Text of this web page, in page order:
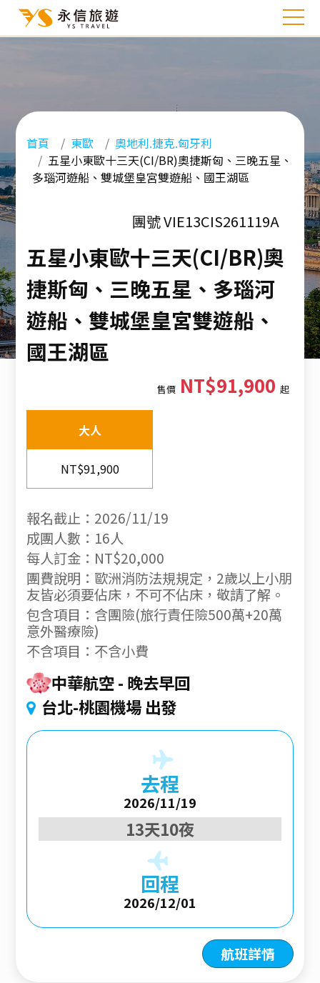
首頁 東歐
奧地利.捷克.匈牙利
五星小東歐十三天(CI/BR)奧捷斯匈、三晚五星、
多瑙河遊船、雙城堡皇宮雙遊船、國王湖區
團號 VIE13CIS261119A
五星小東歐十三天(CI/BR)奧
捷斯匈、三晚五星、多瑙河
遊船、雙城堡皇宮雙遊船、
國王湖區
售價NT$91,900 起
大人
NT$91,900
報名截止：2026/11/19
成團人數：16人
每人訂金：NT$20,000
團費說明：歐洲消防法規規定，2歲以上小朋
友皆必須要佔床，不可不佔床，敬請了解。
包含項目：含團險(旅行責任險500萬+20萬
意外醫療險)
不含項目：不含小費
中華航空 晚去早回
台北-桃園機場 出發
去程
2026/11/19
13天10夜
回程
2026/12/01
航班詳情